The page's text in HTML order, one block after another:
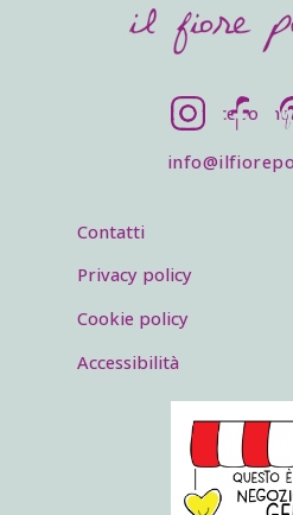
InstagramFacebook
Footer menu
Contatti
Privacy policy
Cookie policy
Accessibilità